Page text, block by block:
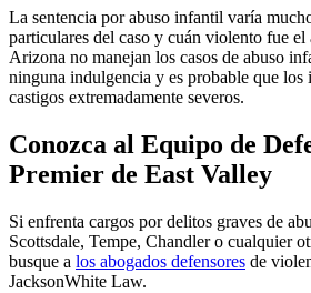
La sentencia por abuso infantil varía
particulares del caso y cuán violento fue
Arizona no manejan los casos de abuso
ninguna indulgencia y es probable que los
castigos extremadamente severos.
Conozca al Equipo de
Premier de East Valley
Si enfrenta cargos por delitos graves de
Scottsdale, Tempe, Chandler o cualquier
busque a los abogados defensores de
JacksonWhite Law.